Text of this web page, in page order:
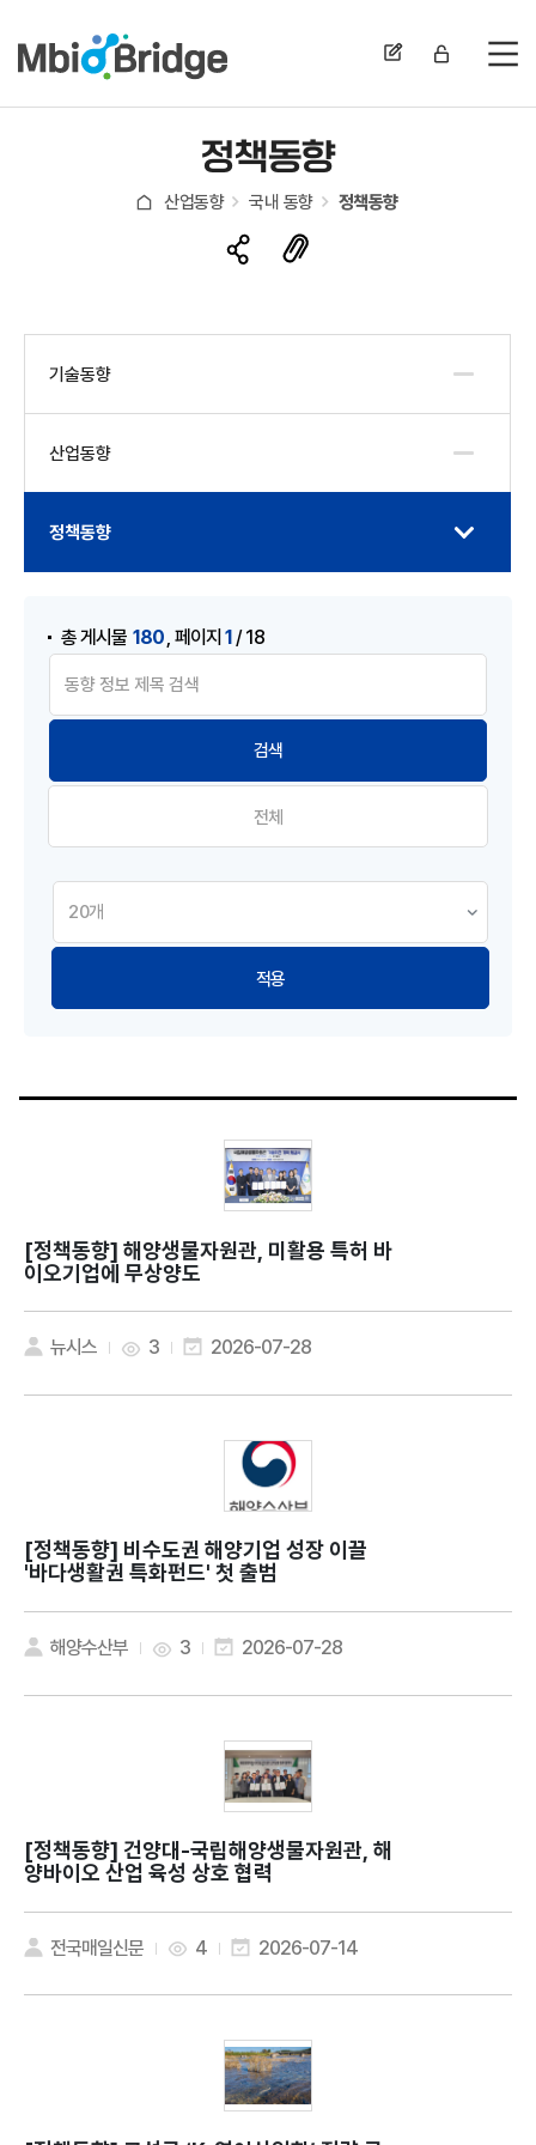
전
정책동향
산업동향 국내 동향 정책동향
기술동향
산업동향
정책동향
총 게시물 180 ,페이지1/ 18
전체
적용
[정책동향]
이오기업에 무상양도
뉴시스 3 2026-07-28
[정책동향]
'바다생활권 특화펀드' 첫 출범
해양수산부 3 2026-07-28
[정책동향]
양바이오 산업 육성 상호 협력
전국매일신문 4 2026-07-14